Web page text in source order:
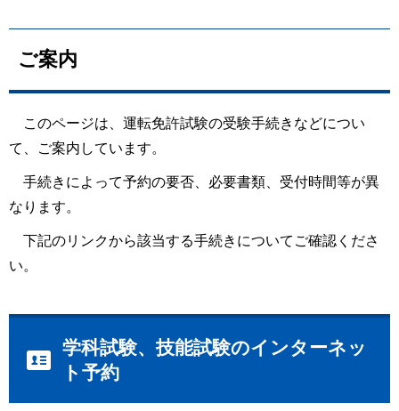
ご案内
このページは、運転免許試験の受験手続きなどについ
て、ご案内しています。
手続きによって予約の要否、必要書類、受付時間等が異
なります。
下記のリンクから該当する手続きについてご確認くださ
い。
学科試験、技能試験のインターネッ
ト予約